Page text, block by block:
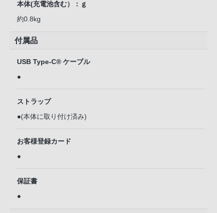
本体(充電池含む）：ｇ
約0.8kg
付属品
USB Type-C® ケーブル
●
ストラップ
●(本体に取り付け済み)
お客様登録カード
●
保証書
●